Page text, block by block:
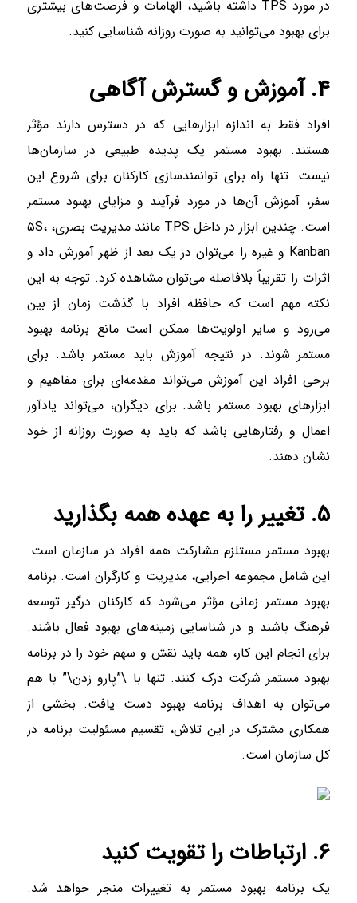
در مورد TPS داشته باشید، الهامات و فرصت‌های بیشتری
برای بهبود می‌توانید به صورت روزانه شناسایی کنید.
۴. آموزش و گسترش آگاهی
افراد فقط به اندازه ابزار‌هایی که در دسترس دارند مؤثر
هستند. بهبود مستمر یک پدیده طبیعی در سازمان‌ها
نیست. تنها راه برای توانمندسازی کارکنان برای شروع این
سفر، آموزش آن‌ها در مورد فرآیند و مزایای بهبود مستمر
است. چندین ابزار در داخل TPS مانند مدیریت بصری، ۵S،
Kanban و غیره را می‌توان در یک بعد از ظهر آموزش داد و
اثرات را تقریباً بلافاصله می‌توان مشاهده کرد. توجه به این
نکته مهم است که حافظه افراد با گذشت زمان از بین
می‌رود و سایر اولویت‌ها ممکن است مانع برنامه بهبود
مستمر شوند. در نتیجه آموزش باید مستمر باشد. برای
برخی افراد این آموزش می‌تواند مقدمه‌ای برای مفاهیم و
ابزار‌های بهبود مستمر باشد. برای دیگران، می‌تواند یادآور
اعمال و رفتار‌هایی باشد که باید به صورت روزانه از خود
نشان دهند.
۵. تغییر را به عهده همه بگذارید
بهبود مستمر مستلزم مشارکت همه افراد در سازمان است.
این شامل مجموعه اجرایی، مدیریت و کارگران است. برنامه
بهبود مستمر زمانی مؤثر می‌شود که کارکنان درگیر توسعه
فرهنگ باشند و در شناسایی زمینه‌های بهبود فعال باشند.
برای انجام این کار، همه باید نقش و سهم خود را در برنامه
بهبود مستمر شرکت درک کنند. تنها با \”پارو زدن\” با هم
می‌توان به اهداف برنامه بهبود دست یافت. بخشی از
همکاری مشترک در این تلاش، تقسیم مسئولیت برنامه در
کل سازمان است.
۶. ارتباطات را تقویت کنید
یک برنامه بهبود مستمر به تغییرات منجر خواهد شد.